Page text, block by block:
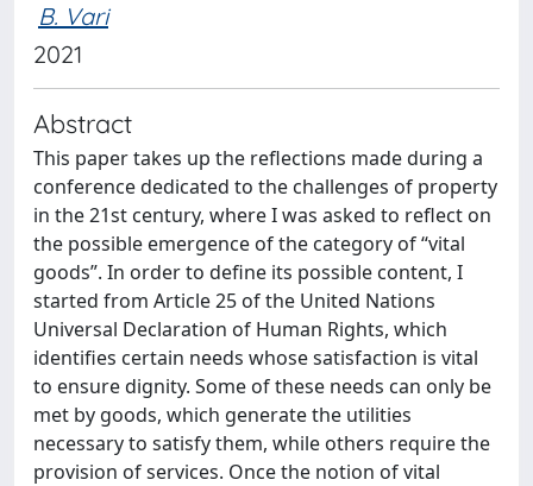
B. Vari
2021
Abstract
This paper takes up the reflections made during a
conference dedicated to the challenges of property
in the 21st century, where I was asked to reflect on
the possible emergence of the category of “vital
goods”. In order to define its possible content, I
started from Article 25 of the United Nations
Universal Declaration of Human Rights, which
identifies certain needs whose satisfaction is vital
to ensure dignity. Some of these needs can only be
met by goods, which generate the utilities
necessary to satisfy them, while others require the
provision of services. Once the notion of vital